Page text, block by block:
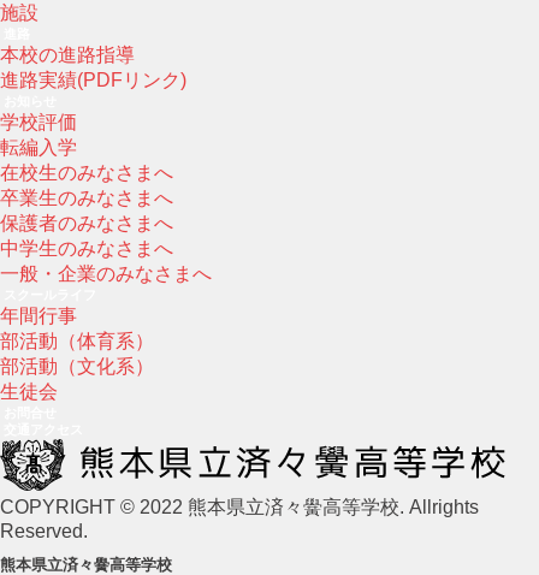
施設
本校の進路指導
進路実績(PDFリンク)
学校評価
転編入学
在校生のみなさまへ
卒業生のみなさまへ
保護者のみなさまへ
中学生のみなさまへ
一般・企業のみなさまへ
年間行事
部活動（体育系）
部活動（文化系）
生徒会
COPYRIGHT © 2022 熊本県立済々黌高等学校. Allrights
Reserved.
熊本県立済々黌高等学校